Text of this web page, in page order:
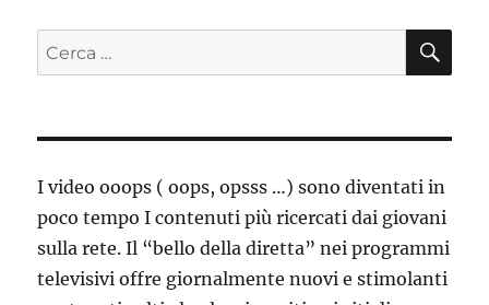
Cerca:
I video ooops ( oops, opsss …) sono diventati in
poco tempo I contenuti più ricercati dai giovani
sulla rete. Il “bello della diretta” nei programmi
televisivi offre giornalmente nuovi e stimolanti